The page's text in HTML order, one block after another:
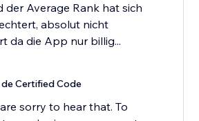
der Average Rank hat sich
absolut nicht
da die App nur billig...
Certified Code
sorry to hear that. To